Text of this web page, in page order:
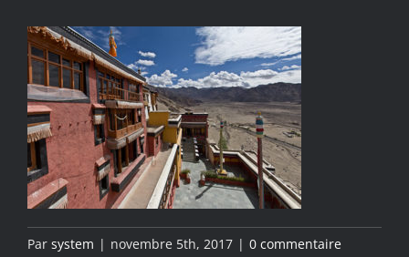
Par system | novembre 5th, 2017 | 0 commentaire